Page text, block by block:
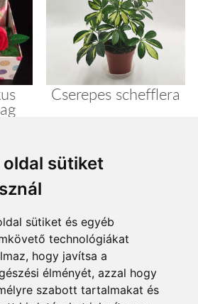
oldal sütiket
sütiket és egyéb
technológiákat
hogy javítsa a
élményét, azzal hogy
szabott tartalmakat és
Cserepes schefflera
...
fizetési módok